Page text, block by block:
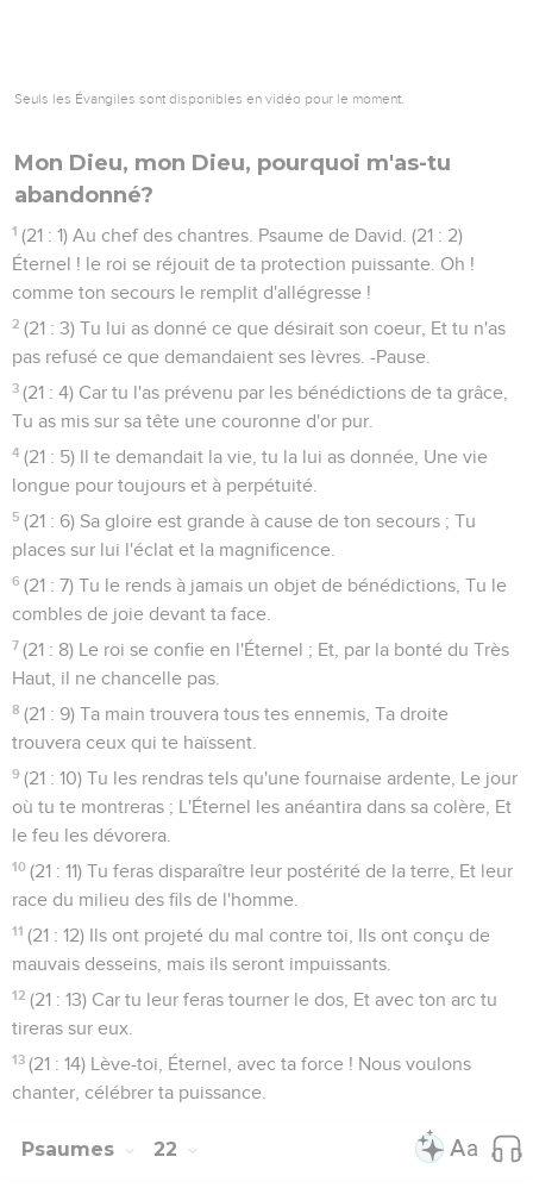
Seuls les Évangiles sont disponibles en vidéo pour le moment.
Mon Dieu, mon Dieu, pourquoi m'as-tu
abandonné?
1 (21 : 1) Au chef des chantres. Psaume de David. (21 : 2)
Éternel ! le roi se réjouit de ta protection puissante. Oh !
comme ton secours le remplit d'allégresse !
2 (21 : 3) Tu lui as donné ce que désirait son coeur, Et tu n'as
pas refusé ce que demandaient ses lèvres. -Pause.
3 (21 : 4) Car tu l'as prévenu par les bénédictions de ta grâce,
Tu as mis sur sa tête une couronne d'or pur.
4 (21 : 5) Il te demandait la vie, tu la lui as donnée, Une vie
longue pour toujours et à perpétuité.
5 (21 : 6) Sa gloire est grande à cause de ton secours ; Tu
places sur lui l'éclat et la magnificence.
6 (21 : 7) Tu le rends à jamais un objet de bénédictions, Tu le
combles de joie devant ta face.
7 (21 : 8) Le roi se confie en l'Éternel ; Et, par la bonté du Très
Haut, il ne chancelle pas.
8 (21 : 9) Ta main trouvera tous tes ennemis, Ta droite
trouvera ceux qui te haïssent.
9 (21 : 10) Tu les rendras tels qu'une fournaise ardente, Le jour
où tu te montreras ; L'Éternel les anéantira dans sa colère, Et
le feu les dévorera.
10 (21 : 11) Tu feras disparaître leur postérité de la terre, Et leur
race du milieu des fils de l'homme.
11 (21 : 12) Ils ont projeté du mal contre toi, Ils ont conçu de
mauvais desseins, mais ils seront impuissants.
12 (21 : 13) Car tu leur feras tourner le dos, Et avec ton arc tu
tireras sur eux.
13 (21 : 14) Lève-toi, Éternel, avec ta force ! Nous voulons
chanter, célébrer ta puissance.
Psaumes 22